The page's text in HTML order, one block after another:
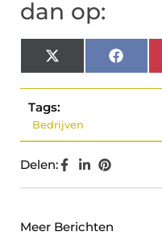
dan op:
X
(Twitter)
Tags:
Bedrijven
Delen:
Meer Berichten